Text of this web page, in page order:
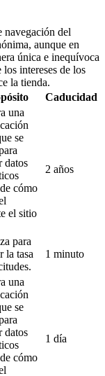
navegación del
aunque en
única e inequívoca
intereses de los
la tienda.
Caducidad
una
se
datos
cómo
el sitio
2 años
para
la tasa
1 minuto
una
se
datos
cómo
1 día